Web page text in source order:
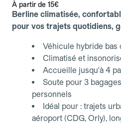
À partir de 15€
Berline climatisée,
pour vos trajets quotidiens,
Véhicule hybride bas
Climatisé et
Accueille jusqu'à 4
Soute pour 3
personnels
Idéal pour : trajets
aéroport (CDG, Orly),